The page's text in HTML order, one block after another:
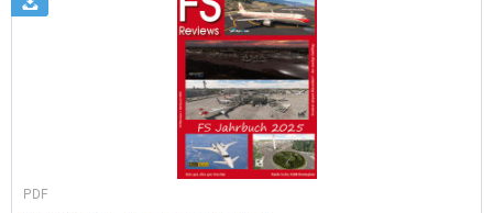
FS Reviews
PDF